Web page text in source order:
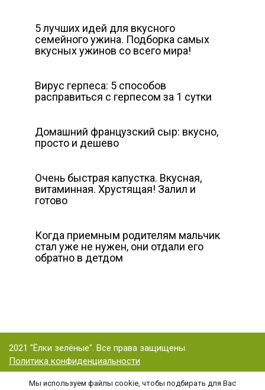
5 лучших идей для вкусного
семейного ужина. Подборка самых
вкусных ужинов со всего мира!
Вирус герпеса: 5 способов
расправиться с герпесом за 1 сутки
Домашний французский сыр: вкусно,
просто и дешево
Очень быстрая капустка. Вкусная,
витаминная. Хрустящая! Залил и
готово
Когда приемным родителям мальчик
стал уже не нужен, они отдали его
обратно в детдом
2021 "Ёлки зелёные". Все права защищены
Политика конфиденциальности
Мы используем файлы cookie, чтобы подбирать для Вас